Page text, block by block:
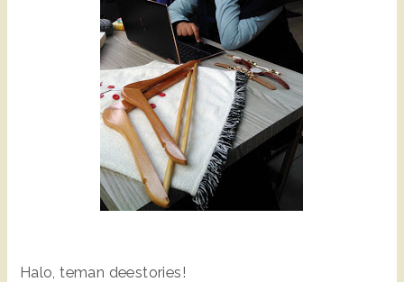
Halo, teman deestories!